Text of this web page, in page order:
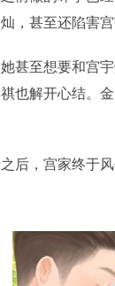
，甚至还陷害
甚至想要和宫
也解开心结。
后，宫家终于